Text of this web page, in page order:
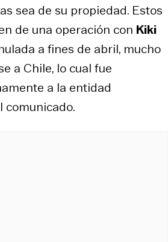
sea de su propiedad. Estos
de una operación con Kiki
a fines de abril, mucho
a Chile, lo cual fue
a la entidad
comunicado.